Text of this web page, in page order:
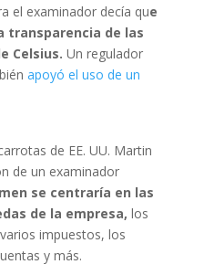
el examinador decía que
transparencia de las
Celsius. Un regulador
apoyó el uso de un
de EE. UU. Martin
de un examinador
se centraría en las
de la empresa, los
impuestos, los
y más.